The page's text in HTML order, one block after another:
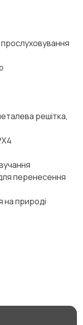
решітка,
перенесення
на природі